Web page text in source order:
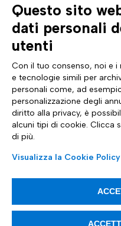
AZIENDA
Profilo aziendale
Certificazioni
Sostenibilità
Cyber Security
Analyst Report
Dichiarazione di
ASSISTENZA
Contattaci
FAQ e guide
Whistleblowing
Impostazioni cookie
Trasparenza tariffaria
Tinexta Infocert S.p.A.
Questo sito
dati personali
utenti
Con il tuo consenso, noi e
e tecnologie simili per
personali come, ad
personalizzazione degli
diritto alla privacy, è
alcuni tipi di cookie. Clicca
di più.
Visualizza la Cookie